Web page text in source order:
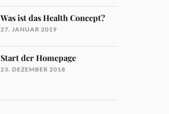
Was ist das Health Concept?
27. JANUAR 2019
Start der Homepage
23. DEZEMBER 2018